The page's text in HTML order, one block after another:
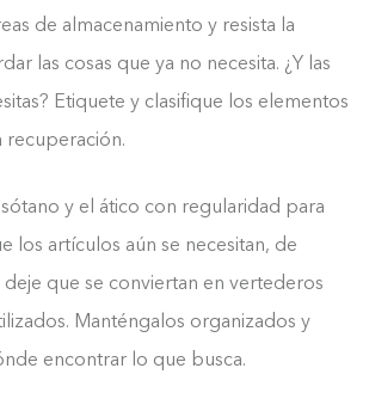
de almacenamiento y resista la
las cosas que ya no necesita. ¿Y las
Etiquete y clasifique los elementos
recuperación.
sótano y el ático con regularidad para
los artículos aún se necesitan, de
que se conviertan en vertederos
Manténgalos organizados y
encontrar lo que busca.